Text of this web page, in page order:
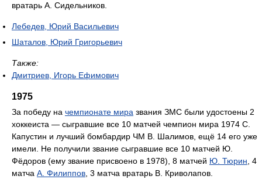
вратарь А. Сидельников.
Лебедев, Юрий Васильевич
Шаталов, Юрий Григорьевич
Также:
Дмитриев, Игорь Ефимович
1975
За победу на чемпионате мира звания ЗМС были удостоены 2
хоккеиста — сыгравшие все 10 матчей чемпион мира 1974 С.
Капустин и лучший бомбардир ЧМ В. Шалимов, ещё 14 его уже
имели. Не получили звание сыгравшие все 10 матчей Ю.
Фёдоров (ему звание присвоено в 1978), 8 матчей Ю. Тюрин , 4
матча А. Филиппов , 3 матча вратарь В. Криволапов.